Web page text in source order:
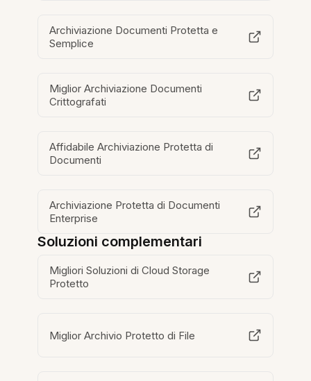
Archiviazione Documenti Protetta e
Semplice
Miglior Archiviazione Documenti
Crittografati
Affidabile Archiviazione Protetta di
Documenti
Archiviazione Protetta di Documenti
Enterprise
Soluzioni complementari
Migliori Soluzioni di Cloud Storage
Protetto
Miglior Archivio Protetto di File